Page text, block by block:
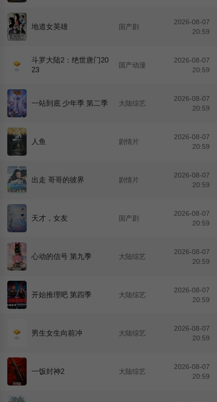
地道女英雄 国产剧
2026-08-07
20:59
斗罗大陆2：绝世唐门20
23
国产动漫
2026-08-07
20:59
一站到底 少年季 第二季 大陆综艺
2026-08-07
20:59
人鱼 剧情片
2026-08-07
20:59
出走 哥哥的彼界 剧情片
2026-08-07
20:59
天才，女友 国产剧
2026-08-07
20:59
心动的信号 第九季 大陆综艺
2026-08-07
20:59
开始推理吧 第四季 大陆综艺
2026-08-07
20:59
男生女生向前冲 大陆综艺
2026-08-07
20:59
一饭封神2 大陆综艺
2026-08-07
20:59